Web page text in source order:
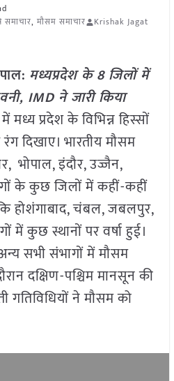
समाचार, मौसम समाचार Krishak Jagat
मध्यप्रदेश के 8 जिलों में
IMD ने जारी किया
मध्य प्रदेश के विभिन्न हिस्सों
दिखाए। भारतीय मौसम
भोपाल, इंदौर, उज्जैन,
के कुछ जिलों में कहीं-कहीं
होशंगाबाद, चंबल, जबलपुर,
में कुछ स्थानों पर वर्षा हुई।
सभी संभागों में मौसम
दक्षिण-पश्चिम मानसून की
गतिविधियों ने मौसम को